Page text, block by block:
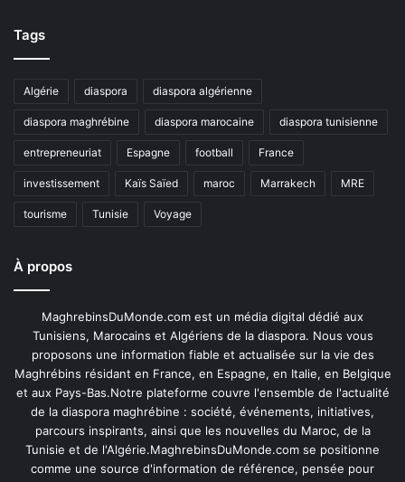
Tags
Algérie diaspora diaspora algérienne
diaspora maghrébine diaspora marocaine diaspora tunisienne
entrepreneuriat Espagne football France
investissement Kaïs Saïed maroc Marrakech MRE
tourisme Tunisie Voyage
À propos
MaghrebinsDuMonde.com est un média digital dédié aux
Tunisiens, Marocains et Algériens de la diaspora. Nous vous
proposons une information fiable et actualisée sur la vie des
Maghrébins résidant en France, en Espagne, en Italie, en Belgique
et aux Pays-Bas.Notre plateforme couvre l'ensemble de l'actualité
de la diaspora maghrébine : société, événements, initiatives,
parcours inspirants, ainsi que les nouvelles du Maroc, de la
Tunisie et de l'Algérie.MaghrebinsDuMonde.com se positionne
comme une source d'information de référence, pensée pour